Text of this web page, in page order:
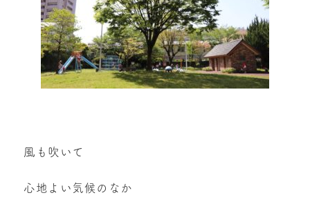
風も吹いて
心地よい気候のなか